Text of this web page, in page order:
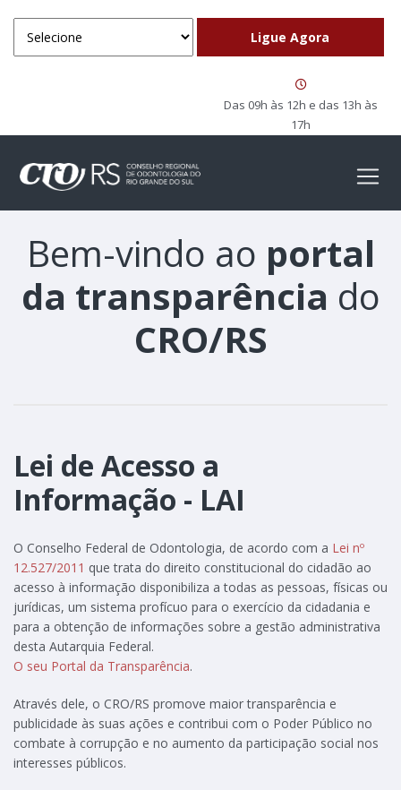
Das 09h às 12h e das 13h às
17h
Bem-vindo ao portal
da transparência do
CRO/RS
Lei de Acesso a
Informação - LAI
O Conselho Federal de Odontologia, de acordo com a Lei nº
12.527/2011 que trata do direito constitucional do cidadão ao
acesso à informação disponibiliza a todas as pessoas, físicas ou
jurídicas, um sistema profícuo para o exercício da cidadania e
para a obtenção de informações sobre a gestão administrativa
desta Autarquia Federal.
O seu Portal da Transparência.
Através dele, o CRO/RS promove maior transparência e
publicidade às suas ações e contribui com o Poder Público no
combate à corrupção e no aumento da participação social nos
interesses públicos.